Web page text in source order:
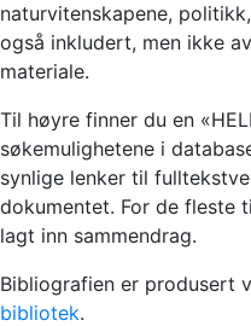
naturvitenskapene,
også inkludert, men ikke
materiale.
Til høyre finner du en
søkemulighetene i
synlige lenker til
dokumentet. For de fleste
lagt inn sammendrag.
Bibliografien er produsert
bibliotek.